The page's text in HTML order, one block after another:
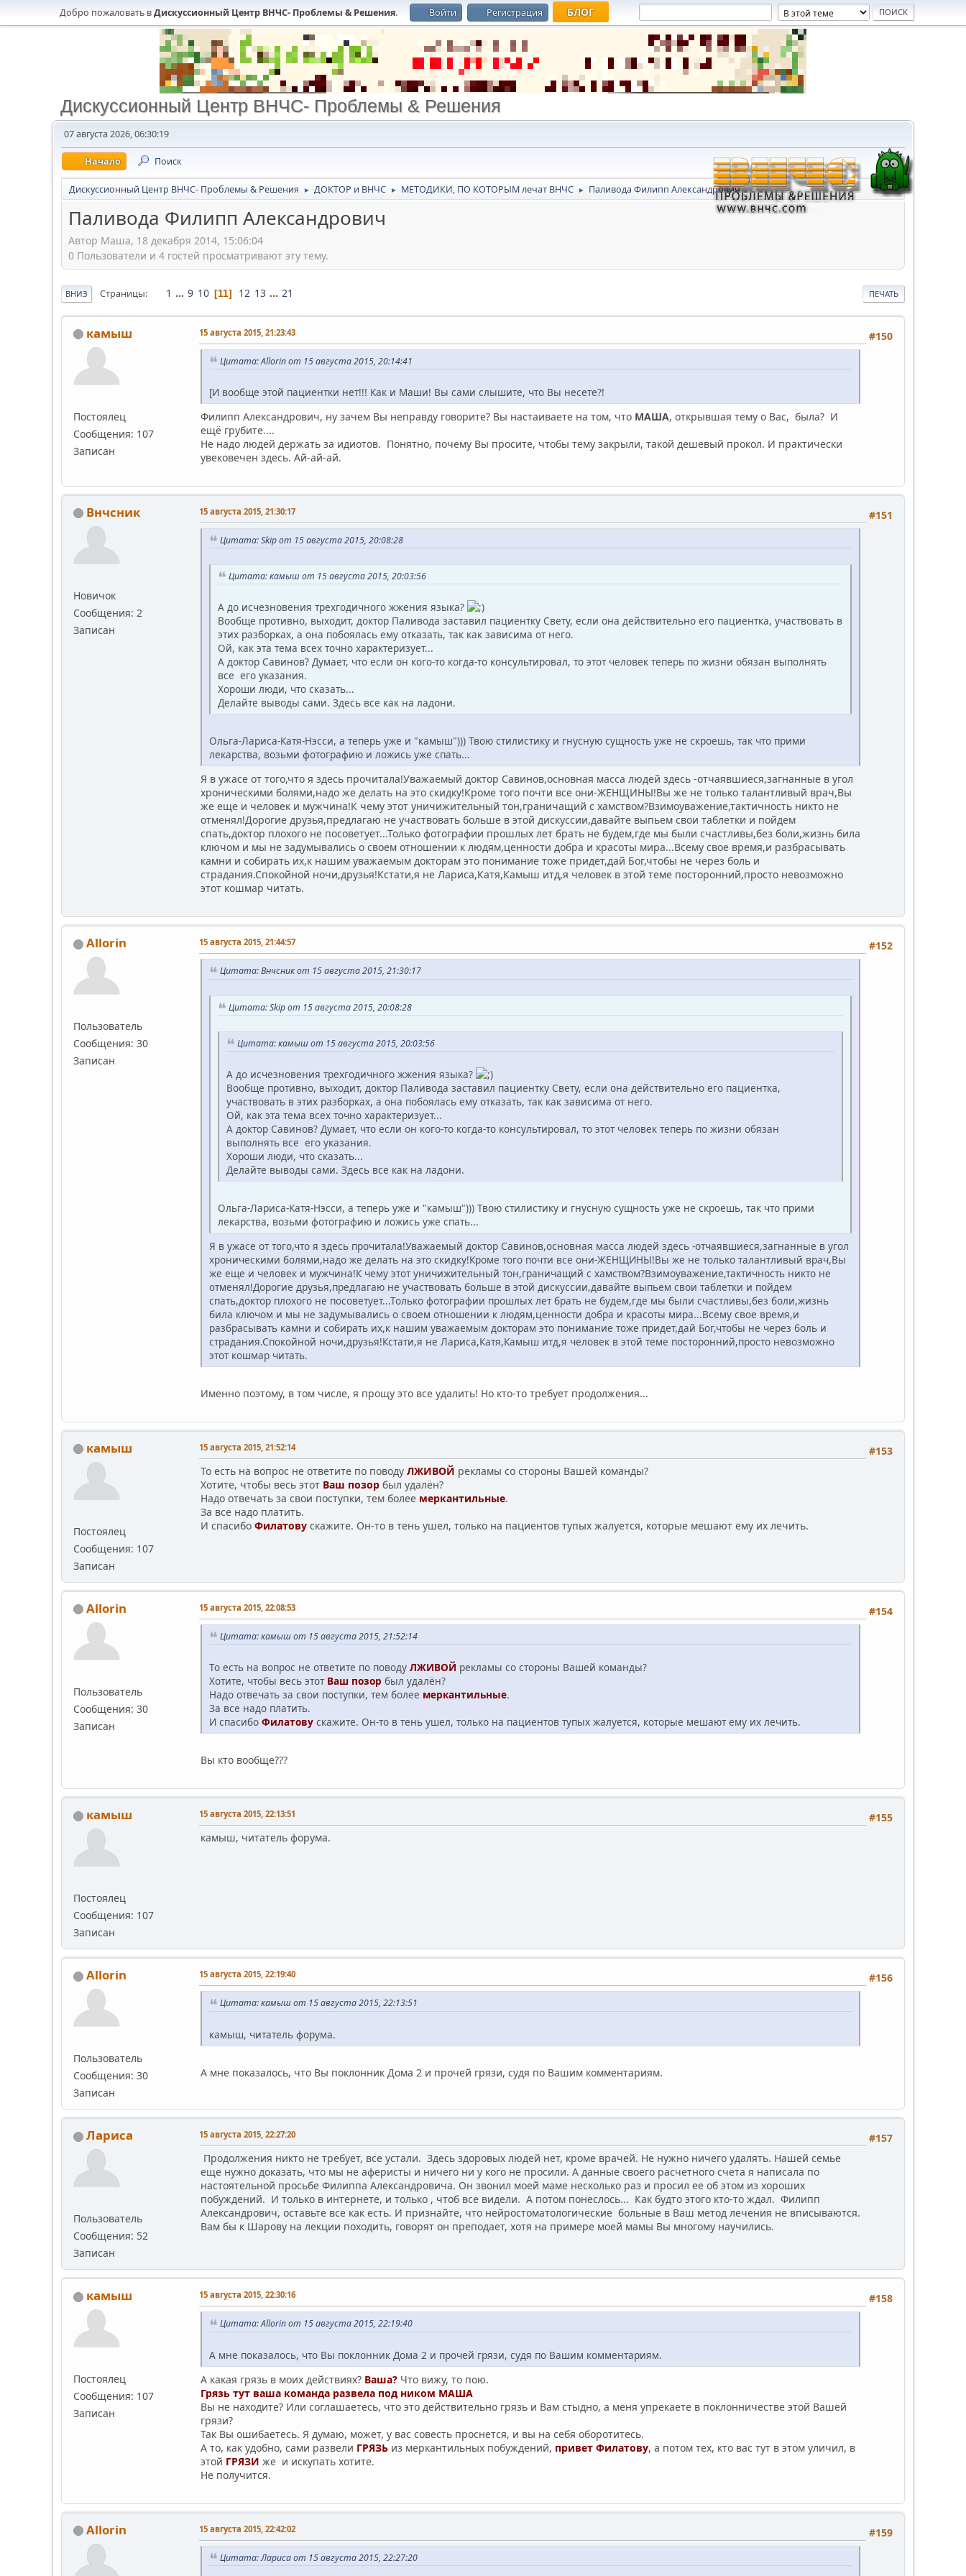
Добро пожаловать вДискуссионный Центр ВНЧС- Проблемы & Решения. Войти Регистрация БЛОГ
Дискуссионный Центр ВНЧС- Проблемы & Решения
07 августа 2026, 06:30:19
Начало Поиск
Дискуссионный Центр ВНЧС- Проблемы & Решения ► ДОКТОР и ВНЧС ► МЕТОДИКИ, ПО КОТОРЫМ лечат ВНЧС ► Паливода Филипп Александрович
Паливода Филипп Александрович
Автор Маша, 18 декабря 2014, 15:06:04
0 Пользователи и 4 гостей просматривают эту тему.
ПЕЧАТЬ
ВНИЗ Страницы 1 ... 9 10 11 12 13 ... 21
камыш
Постоялец
Сообщения: 107
Записан
#150
15 августа 2015, 21:23:43
Цитата: Allorin от 15 августа 2015, 20:14:41
[И вообще этой пациентки нет!!! Как и Маши! Вы сами слышите, что Вы несете?!
Филипп Александрович, ну зачем Вы неправду говорите? Вы настаиваете на том, что МАША, открывшая тему о Вас, была? И
ещё грубите....
Не надо людей держать за идиотов. Понятно, почему Вы просите, чтобы тему закрыли, такой дешевый прокол. И практически
увековечен здесь. Ай-ай-ай.
Внчсник
Новичок
Сообщения: 2
Записан
#151
15 августа 2015, 21:30:17
Цитата: Skip от 15 августа 2015, 20:08:28
Цитата: камыш от 15 августа 2015, 20:03:56
А до исчезновения трехгодичного жжения языка?
Вообще противно, выходит, доктор Паливода заставил пациентку Свету, если она действительно его пациентка, участвовать в
этих разборках, а она побоялась ему отказать, так как зависима от него.
Ой, как эта тема всех точно характеризует...
А доктор Савинов? Думает, что если он кого-то когда-то консультировал, то этот человек теперь по жизни обязан выполнять
все его указания.
Хороши люди, что сказать...
Делайте выводы сами. Здесь все как на ладони.
Ольга-Лариса-Катя-Нэсси, а теперь уже и "камыш"))) Твою стилистику и гнусную сущность уже не скроешь, так что прими
лекарства, возьми фотографию и ложись уже спать...
Я в ужасе от того,что я здесь прочитала!Уважаемый доктор Савинов,основная масса людей здесь -отчаявшиеся,загнанные в угол
хроническими болями,надо же делать на это скидку!Кроме того почти все они-ЖЕНЩИНЫ!Вы же не только талантливый врач,Вы
же еще и человек и мужчина!К чему этот уничижительный тон,граничащий с хамством?Взимоуважение,тактичность никто не
отменял!Дорогие друзья,предлагаю не участвовать больше в этой дискуссии,давайте выпьем свои таблетки и пойдем
спать,доктор плохого не посоветует...Только фотографии прошлых лет брать не будем,где мы были счастливы,без боли,жизнь била
ключом и мы не задумывались о своем отношении к людям,ценности добра и красоты мира...Всему свое время,и разбрасывать
камни и собирать их,к нашим уважаемым докторам это понимание тоже придет,дай Бог,чтобы не через боль и
страдания.Спокойной ночи,друзья!Кстати,я не Лариса,Катя,Камыш итд,я человек в этой теме посторонний,просто невозможно
этот кошмар читать.
Allorin
Пользователь
Сообщения: 30
Записан
#152
15 августа 2015, 21:44:57
Цитата: Внчсник от 15 августа 2015, 21:30:17
Цитата: Skip от 15 августа 2015, 20:08:28
Цитата: камыш от 15 августа 2015, 20:03:56
А до исчезновения трехгодичного жжения языка?
Вообще противно, выходит, доктор Паливода заставил пациентку Свету, если она действительно его пациентка,
участвовать в этих разборках, а она побоялась ему отказать, так как зависима от него.
Ой, как эта тема всех точно характеризует...
А доктор Савинов? Думает, что если он кого-то когда-то консультировал, то этот человек теперь по жизни обязан
выполнять все его указания.
Хороши люди, что сказать...
Делайте выводы сами. Здесь все как на ладони.
Ольга-Лариса-Катя-Нэсси, а теперь уже и "камыш"))) Твою стилистику и гнусную сущность уже не скроешь, так что прими
лекарства, возьми фотографию и ложись уже спать...
Я в ужасе от того,что я здесь прочитала!Уважаемый доктор Савинов,основная масса людей здесь -отчаявшиеся,загнанные в угол
хроническими болями,надо же делать на это скидку!Кроме того почти все они-ЖЕНЩИНЫ!Вы же не только талантливый врач,Вы
же еще и человек и мужчина!К чему этот уничижительный тон,граничащий с хамством?Взимоуважение,тактичность никто не
отменял!Дорогие друзья,предлагаю не участвовать больше в этой дискуссии,давайте выпьем свои таблетки и пойдем
спать,доктор плохого не посоветует...Только фотографии прошлых лет брать не будем,где мы были счастливы,без боли,жизнь
била ключом и мы не задумывались о своем отношении к людям,ценности добра и красоты мира...Всему свое время,и
разбрасывать камни и собирать их,к нашим уважаемым докторам это понимание тоже придет,дай Бог,чтобы не через боль и
страдания.Спокойной ночи,друзья!Кстати,я не Лариса,Катя,Камыш итд,я человек в этой теме посторонний,просто невозможно
этот кошмар читать.
Именно поэтому, в том числе, я прощу это все удалить! Но кто-то требует продолжения...
камыш
Постоялец
Сообщения: 107
Записан
#153
15 августа 2015, 21:52:14
То есть на вопрос не ответите по поводу ЛЖИВОЙ рекламы со стороны Вашей команды?
Хотите, чтобы весь этот Ваш позор был удалён?
Надо отвечать за свои поступки, тем более меркантильные.
За все надо платить.
И спасибо Филатову скажите. Он-то в тень ушел, только на пациентов тупых жалуется, которые мешают ему их лечить.
Allorin
Пользователь
Сообщения: 30
Записан
#154
15 августа 2015, 22:08:53
Цитата: камыш от 15 августа 2015, 21:52:14
То есть на вопрос не ответите по поводу ЛЖИВОЙ рекламы со стороны Вашей команды?
Хотите, чтобы весь этот Ваш позор был удалён?
Надо отвечать за свои поступки, тем более меркантильные.
За все надо платить.
И спасибо Филатову скажите. Он-то в тень ушел, только на пациентов тупых жалуется, которые мешают ему их лечить.
Вы кто вообще???
камыш
Постоялец
Сообщения: 107
Записан
#155
15 августа 2015, 22:13:51
камыш, читатель форума.
Allorin
Пользователь
Сообщения: 30
Записан
#156
15 августа 2015, 22:19:40
Цитата: камыш от 15 августа 2015, 22:13:51
камыш, читатель форума.
А мне показалось, что Вы поклонник Дома 2 и прочей грязи, судя по Вашим комментариям.
Лариса
Пользователь
Сообщения: 52
Записан
#157
15 августа 2015, 22:27:20
Продолжения никто не требует, все устали. Здесь здоровых людей нет, кроме врачей. Не нужно ничего удалять. Нашей семье
еще нужно доказать, что мы не аферисты и ничего ни у кого не просили. А данные своего расчетного счета я написала по
настоятельной просьбе Филиппа Александровича. Он звонил моей маме несколько раз и просил ее об этом из хороших
побуждений. И только в интернете, и только , чтоб все видели. А потом понеслось... Как будто этого кто-то ждал. Филипп
Александрович, оставьте все как есть. И признайте, что нейростоматологические больные в Ваш метод лечения не вписываются.
Вам бы к Шарову на лекции походить, говорят он преподает, хотя на примере моей мамы Вы многому научились.
камыш
Постоялец
Сообщения: 107
Записан
#158
15 августа 2015, 22:30:16
Цитата: Allorin от 15 августа 2015, 22:19:40
А мне показалось, что Вы поклонник Дома 2 и прочей грязи, судя по Вашим комментариям.
А какая грязь в моих действиях? Ваша? Что вижу, то пою.
Грязь тут ваша команда развела под ником МАША
Вы не находите? Или соглашаетесь, что это действительно грязь и Вам стыдно, а меня упрекаете в поклонничестве этой Вашей
грязи?
Так Вы ошибаетесь. Я думаю, может, у вас совесть проснется, и вы на себя оборотитесь.
А то, как удобно, сами развели ГРЯЗЬ из меркантильных побуждений, привет Филатову, а потом тех, кто вас тут в этом уличил, в
этой ГРЯЗИ же и искупать хотите.
Не получится.
Allorin #159
15 августа 2015, 22:42:02
Цитата: Лариса от 15 августа 2015, 22:27:20